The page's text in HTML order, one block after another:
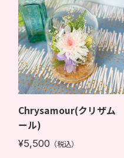
Chrysamour(クリザム
ール)
¥5,500 （税込）